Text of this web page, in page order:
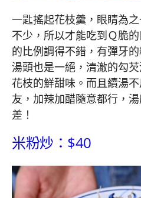
一匙搖起花枝羹，眼睛為
不少，所以才能吃到Ｑ脆
的比例調得不錯，有彈牙
湯頭也是一絕，清澈的勾
花枝的鮮甜味。而且續湯
友，加辣加醋隨意都行，
差！
米粉炒：$40